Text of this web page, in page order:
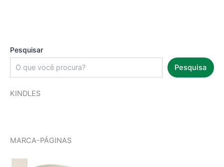
Pesquisar
Pesquisa
KINDLES
MARCA-PÁGINAS